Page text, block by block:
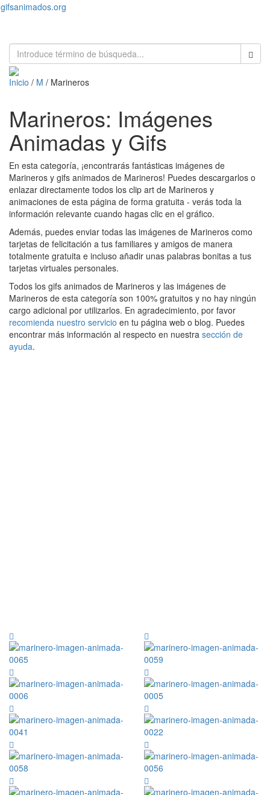
gifsanimados.org
Inicio / M / Marineros
Marineros: Imágenes
Animadas y Gifs
En esta categoría, ¡encontrarás fantásticas imágenes de
Marineros y gifs animados de Marineros! Puedes descargarlos o
enlazar directamente todos los clip art de Marineros y
animaciones de esta página de forma gratuita - verás toda la
información relevante cuando hagas clic en el gráfico.
Además, puedes enviar todas las imágenes de Marineros como
tarjetas de felicitación a tus familiares y amigos de manera
totalmente gratuita e incluso añadir unas palabras bonitas a tus
tarjetas virtuales personales.
Todos los gifs animados de Marineros y las imágenes de
Marineros de esta categoría son 100% gratuitos y no hay ningún
cargo adicional por utilizarlos. En agradecimiento, por favor
recomienda nuestro servicio en tu página web o blog. Puedes
encontrar más información al respecto en nuestra sección de
ayuda.